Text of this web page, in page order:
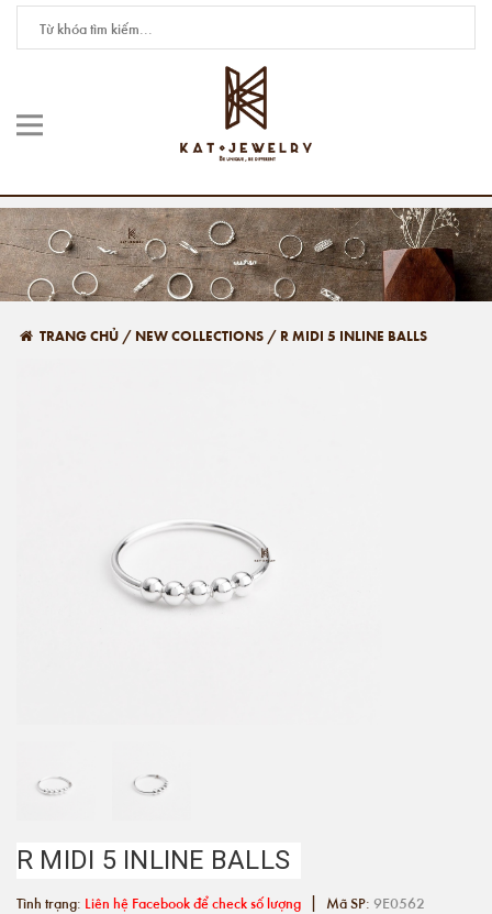
TRANG CHỦ / NEW COLLECTIONS / R MIDI 5 INLINE BALLS
R MIDI 5 INLINE BALLS
Tình trạng: Liên hệ Facebook để check số lượng | Mã SP: 9E0562